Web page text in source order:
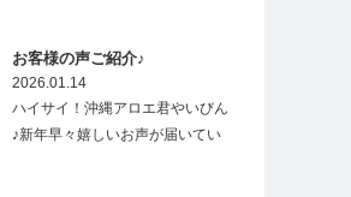
お客様の声ご紹介♪
2026.01.14
ハイサイ！沖縄アロエ君やいびん
♪新年早々嬉しいお声が届いてい